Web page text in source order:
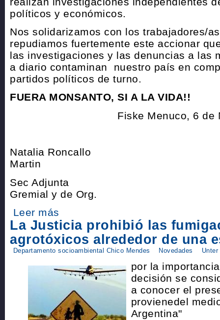
políticos y económicos.
Nos solidarizamos con los trabajadores/
repudiamos fuertemente este accionar
las investigaciones y las denuncias a las
a diario contaminan nuestro país en
partidos políticos de turno.
FUERA MONSANTO, SI A LA VIDA!!
Fiske Menuco, 6 de
Natalia
Martin
Sec Adjunta
Gremial y de Org.
Leer más
La Justicia prohibió las
agrotóxicos alrededor de una
Departamento socioambiental Chico Mendes Novedades
por la
decisión se
a conocer el
provienedel
Argentina"